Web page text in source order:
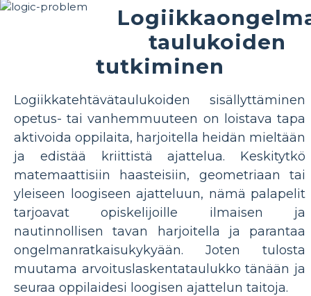
taulukoiden
tutkiminen
Logiikkatehtävätaulukoiden sisällyttäminen
opetus- tai vanhemmuuteen on loistava tapa
aktivoida oppilaita, harjoitella heidän mieltään
ja edistää kriittistä ajattelua. Keskitytkö
matemaattisiin haasteisiin, geometriaan tai
yleiseen loogiseen ajatteluun, nämä palapelit
tarjoavat opiskelijoille ilmaisen ja
nautinnollisen tavan harjoitella ja parantaa
ongelmanratkaisukykyään. Joten tulosta
muutama arvoituslaskentataulukko tänään ja
seuraa oppilaidesi loogisen ajattelun taitoja.